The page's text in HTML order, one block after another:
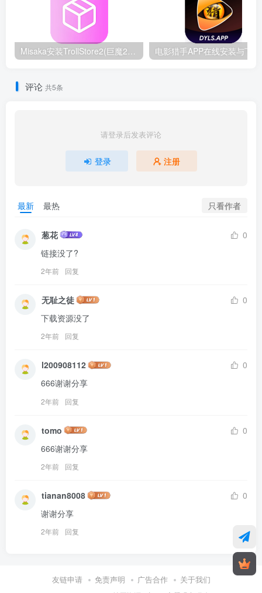
评论 共5条
请登录后发表评论
登录 注册
最新 最热 只看作者
葱花
0
链接没了?
2年前 回复
无耻之徒
0
下载资源没了
2年前 回复
l200908112
0
666谢谢分享
2年前 回复
tomo
0
666谢谢分享
2年前 回复
tianan8008
0
谢谢分享
2年前 回复
友链申请 免责声明 广告合作 关于我们